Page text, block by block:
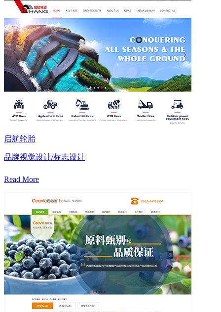
启航轮胎
品牌视觉设计/标志设计
Read More